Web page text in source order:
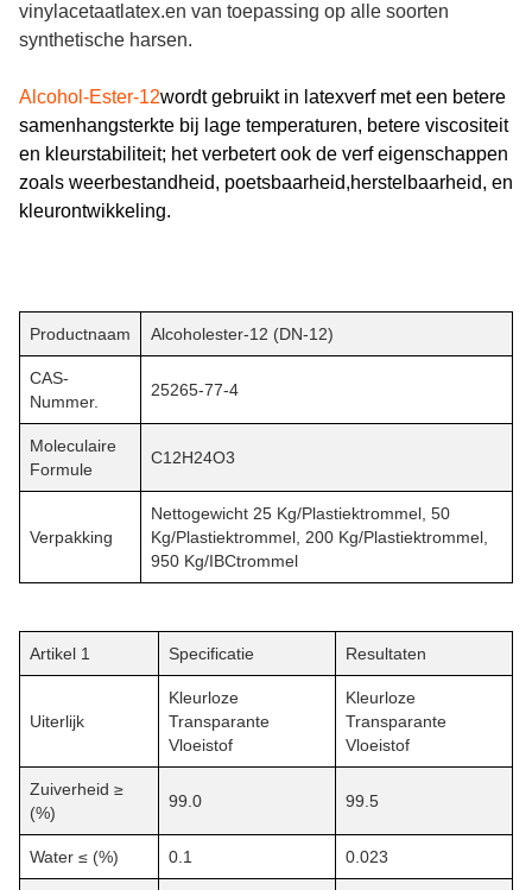
vinylacetaatlatex.en van toepassing op alle soorten
synthetische harsen.
Alcohol-Ester-12wordt gebruikt in latexverf met een betere
samenhangsterkte bij lage temperaturen, betere viscositeit
en kleurstabiliteit; het verbetert ook de verf eigenschappen
zoals weerbestandheid, poetsbaarheid,herstelbaarheid, en
kleurontwikkeling.
Productnaam Alcoholester-12 (DN-12)
CAS-
Nummer.
25265-77-4
Moleculaire
Formule
C12H24O3
Verpakking
Nettogewicht 25 Kg/plastiektrommel, 50
Kg/plastiektrommel, 200 Kg/plastiektrommel,
950 Kg/IBCtrommel
Artikel 1 Specificatie Resultaten
Uiterlijk
Kleurloze
Transparante
Vloeistof
Kleurloze
Transparante
Vloeistof
Zuiverheid ≥
(%)
99.0 99.5
Water ≤ (%) 0.1 0.023